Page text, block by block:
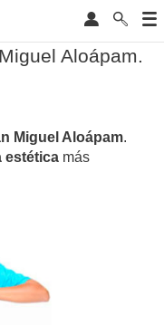
Aloápam.
Miguel Aloápam.
estética más